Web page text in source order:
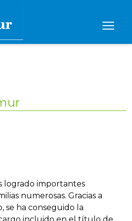
logrado importantes
numerosas. Gracias a
se ha conseguido la